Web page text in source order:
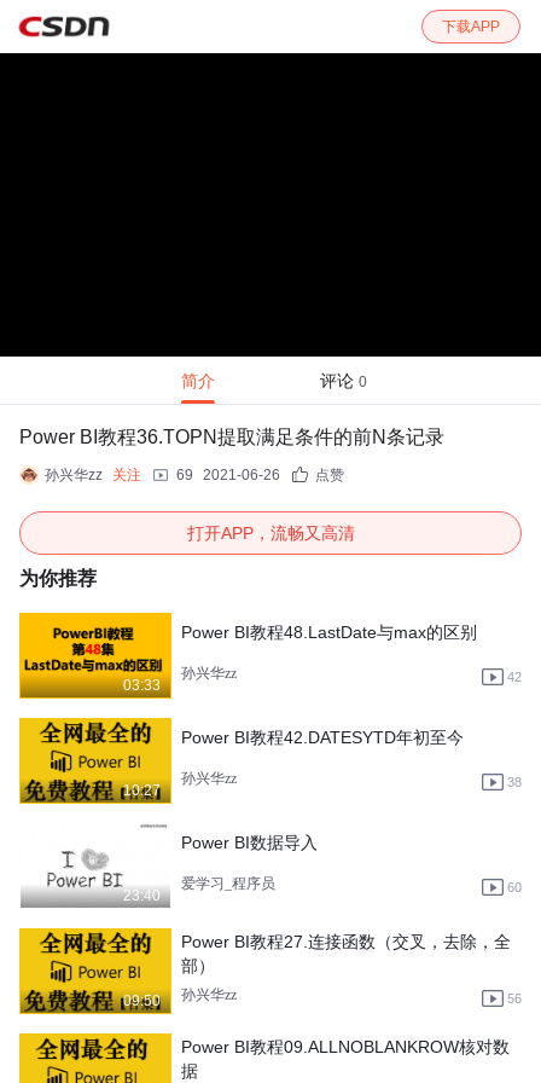
下载APP
简介 评论 0
Power BI教程36.TOPN提取满足条件的前N条记录
孙兴华zz 关注 69 2021-06-26 点赞
打开APP，流畅又高清
为你推荐
03:33
Power BI教程48.LastDate与max的区别
孙兴华zz 42
10:27
Power BI教程42.DATESYTD年初至今
孙兴华zz 38
23:40
Power BI数据导入
爱学习_程序员 60
09:50
Power BI教程27.连接函数（交叉，去除，全
部）
孙兴华zz 56
Power BI教程09.ALLNOBLANKROW核对数
据